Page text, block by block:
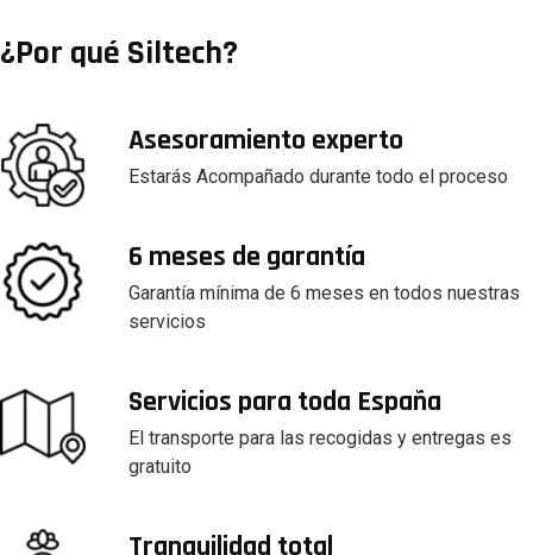
¿Por qué Siltech?
Asesoramiento experto
Estarás Acompañado durante todo el proceso
6 meses de garantía
Garantía mínima de 6 meses en todos nuestras
servicios
Servicios para toda España
El transporte para las recogidas y entregas es
gratuito
Tranquilidad total